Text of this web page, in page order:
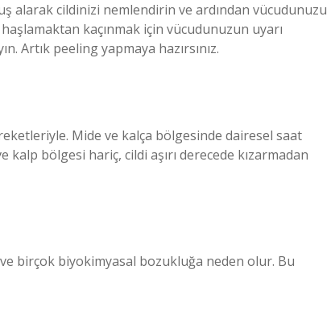
alarak cildinizi nemlendirin ve ardından vücudunuzu
kaçınmak için vücudunuzun uyarı
Artık peeling yapmaya hazırsınız.
Mide ve kalça bölgesinde dairesel saat
bölgesi hariç, cildi aşırı derecede kızarmadan
birçok biyokimyasal bozukluğa neden olur. Bu